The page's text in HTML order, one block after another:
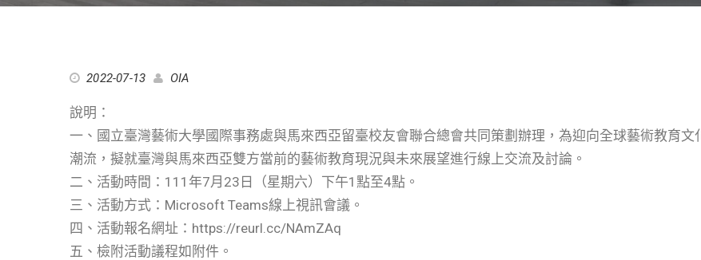
2022-07-13 OIA
說明：
一、國立臺灣藝術大學國際事務處與馬來西亞留臺校友會聯合總會共同策劃辦理，為迎向全球藝術教育文
潮流，擬就臺灣與馬來西亞雙方當前的藝術教育現況與未來展望進行線上交流及討論。
二、活動時間：111年7月23日（星期六）下午1點至4點。
三、活動方式：Microsoft Teams線上視訊會議。
四、活動報名網址：https://reurl.cc/NAmZAq
五、檢附活動議程如附件。